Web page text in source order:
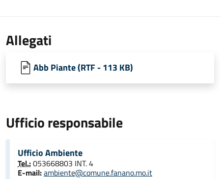
Allegati
Abb Piante (RTF - 113 KB)
Ufficio responsabile
Ufficio Ambiente
Tel.:053668803 INT. 4
E-mail:ambiente@comune.fanano.mo.it